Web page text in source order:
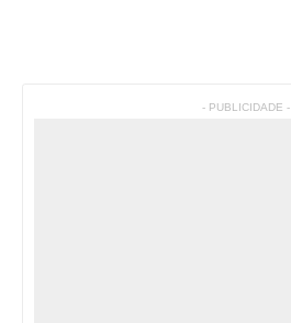
- PUBLICIDADE -